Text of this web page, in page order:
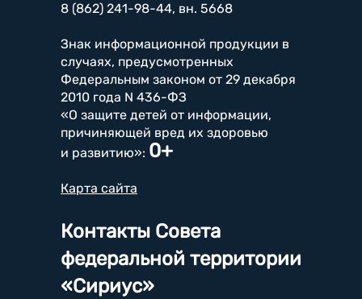
8 (862) 241-98-44, вн. 5668
Знак информационной продукции в
случаях, предусмотренных
Федеральным законом от 29 декабря
2010 года N 436-ФЗ
«О защите детей от информации,
причиняющей вред их здоровью
и развитию»: 0+
Карта сайта
Контакты Совета
федеральной территории
«Сириус»